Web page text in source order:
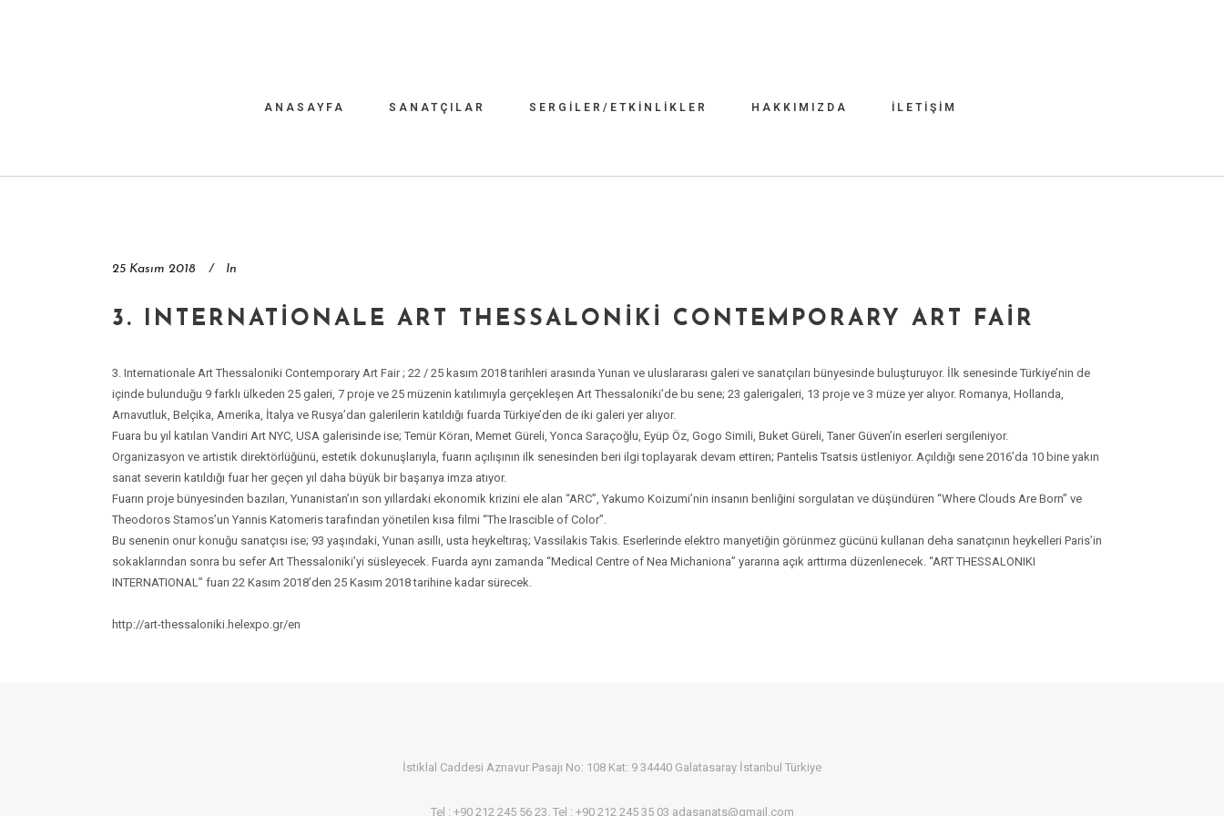
ANASAYFA SANATÇILAR SERGILER/ETKINLIKLER HAKKIMIZDA İLETIŞIM
25 Kasım 2018 In
3. INTERNATIONALE ART THESSALONIKI CONTEMPORARY ART FAIR
3. Internationale Art Thessaloniki Contemporary Art Fair ; 22 / 25 kasım 2018 tarihleri arasında Yunan ve uluslararası galeri ve sanatçıları bünyesinde buluşturuyor. İlk senesinde Türkiye’nin de
içinde bulunduğu 9 farklı ülkeden 25 galeri, 7 proje ve 25 müzenin katılımıyla gerçekleşen Art Thessaloniki’de bu sene; 23 galerigaleri, 13 proje ve 3 müze yer alıyor. Romanya, Hollanda,
Arnavutluk, Belçika, Amerika, İtalya ve Rusya’dan galerilerin katıldığı fuarda Türkiye’den de iki galeri yer alıyor.
Fuara bu yıl katılan Vandiri Art NYC, USA galerisinde ise; Temür Köran, Memet Güreli, Yonca Saraçoğlu, Eyüp Öz, Gogo Simili, Buket Güreli, Taner Güven’in eserleri sergileniyor.
Organizasyon ve artistik direktörlüğünü, estetik dokunuşlarıyla, fuarın açılışının ilk senesinden beri ilgi toplayarak devam ettiren; Pantelis Tsatsis üstleniyor. Açıldığı sene 2016’da 10 bine yakın
sanat severin katıldığı fuar her geçen yıl daha büyük bir başarıya imza atıyor.
Fuarın proje bünyesinden bazıları, Yunanistan’ın son yıllardaki ekonomik krizini ele alan “ARC”, Yakumo Koizumi’nin insanın benliğini sorgulatan ve düşündüren “Where Clouds Are Born” ve
Theodoros Stamos’un Yannis Katomeris tarafından yönetilen kısa filmi “The Irascible of Color”.
Bu senenin onur konuğu sanatçısı ise; 93 yaşındaki, Yunan asıllı, usta heykeltıraş; Vassilakis Takis. Eserlerinde elektro manyetiğin görünmez gücünü kullanan deha sanatçının heykelleri Paris’in
sokaklarından sonra bu sefer Art Thessaloniki’yi süsleyecek. Fuarda aynı zamanda “Medical Centre of Nea Michaniona” yararına açık arttırma düzenlenecek. “ART THESSALONIKI
INTERNATIONAL” fuarı 22 Kasım 2018’den 25 Kasım 2018 tarihine kadar sürecek.
http://art-thessaloniki.helexpo.gr/en
İstiklal Caddesi Aznavur Pasajı No: 108 Kat: 9 34440 Galatasaray İstanbul Türkiye
Tel : +90 212 245 56 23. Tel : +90 212 245 35 03 adasanats@gmail.com